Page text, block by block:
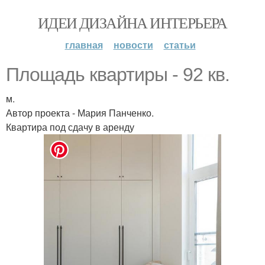
ИДЕИ ДИЗАЙНА ИНТЕРЬЕРА
главная новости статьи
Площадь квартиры - 92 кв.
м.
Автор проекта - Мария Панченко.
Квартира под сдачу в аренду